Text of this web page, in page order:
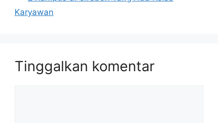
Karyawan
Tinggalkan komentar